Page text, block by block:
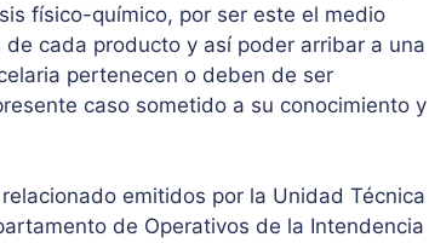
físico-químico, por ser este el medio
cada producto y así poder arribar a una
pertenecen o deben de ser
caso sometido a su conocimiento y
emitidos por la Unidad Técnica
de Operativos de la Intendencia